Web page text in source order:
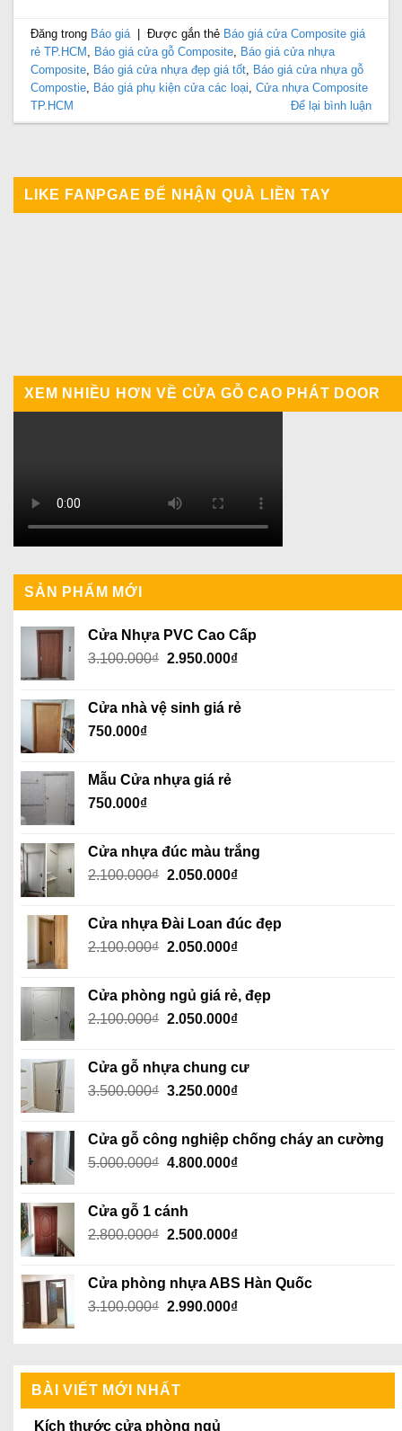
Đăng trong Báo giá | Được gắn thẻ Báo giá cửa Composite giá
rẻ TP.HCM
Báo giá cửa gỗ Composite Báo giá cửa nhựa
Composite Báo giá cửa nhựa đẹp giá tốt Báo giá cửa nhựa gỗ
Compostie Báo giá phụ kiện cửa các loại ,Cửa nhựa Composite
TP.HCM
Để lại bình luận
LIKE FANPGAE ĐỂ NHẬN QUÀ LIỀN TAY
XEM NHIỀU HƠN VỀ CỬA GỖ CAO PHÁT DOOR
SẢN PHẨM MỚI
Cửa Nhựa PVC Cao Cấp
3.100.000₫ Giá
3.100.000₫.
2.950.000₫Giá
là:
Cửa nhà vệ sinh giá rẻ
750.000₫
Mẫu Cửa nhựa giá rẻ
750.000₫
Cửa nhựa đúc màu trắng
2.100.000₫ Giá
2.100.000₫.
2.050.000₫Giá
là:
2.050.000₫.
Cửa nhựa Đài Loan đúc đẹp
2.100.000₫ Giá
2.100.000₫.
2.050.000₫Giá
là:
2.050.000₫.
Cửa phòng ngủ giá rẻ, đẹp
2.100.000₫ Giá
2.100.000₫.
2.050.000₫Giá
là:
2.050.000₫.
Cửa gỗ nhựa chung cư
3.500.000₫ Giá
3.500.000₫.
3.250.000₫Giá
là:
3.250.000₫.
Cửa gỗ công nghiệp chống cháy an cường
5.000.000₫ Giá
5.000.000₫.
4.800.000₫Giá
4.800.000₫.
Cửa gỗ 1 cánh
2.800.000₫ Giá
2.800.000₫.
2.500.000₫Giá
là:
2.500.000₫.
Cửa phòng nhựa ABS Hàn Quốc
3.100.000₫ Giá
2.990.000₫Giá
BÀI VIẾT MỚI NHẤT
Kích thước cửa phòng ngủ